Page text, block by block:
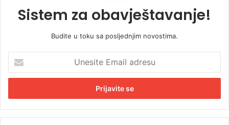
Sistem za obavještavanje!
Budite u toku sa posljednjim novostima.
e
i
t